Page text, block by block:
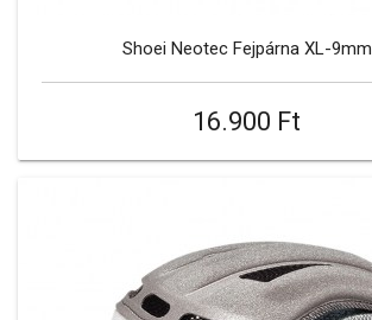
Shoei Neotec Fejpárna XL-9mm
16.900 Ft